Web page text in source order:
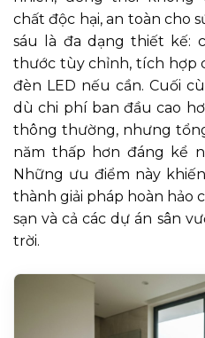
chất độc hại, an toàn cho
sáu là đa dạng thiết kế:
thước tùy chỉnh, tích hợp
đèn LED nếu cần. Cuối
dù chi phí ban đầu cao
thông thường, nhưng
năm thấp hơn đáng kể
Những ưu điểm này
thành giải pháp hoàn hảo
sạn và cả các dự án sân
trời.